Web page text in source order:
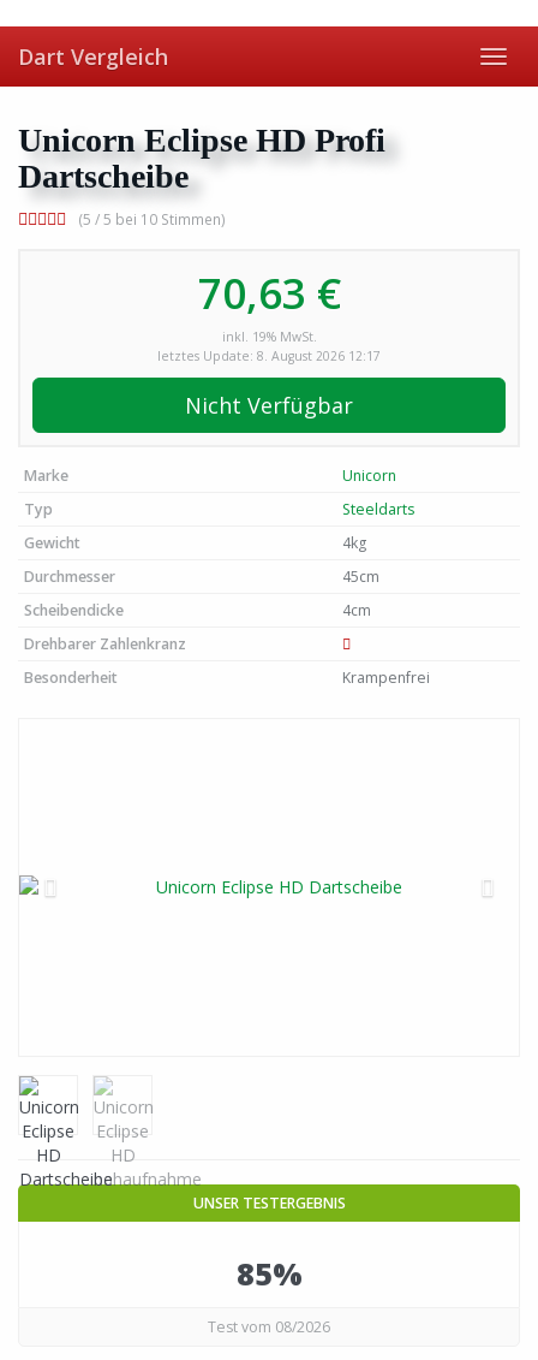
to
main
content
Dart Vergleich
Unicorn Eclipse HD Profi
Dartscheibe
(5 / 5 bei 10 Stimmen)
70,63 €
inkl. 19% MwSt.
letztes Update: 8. August 2026 12:17
Nicht Verfügbar
Marke
Unicorn
Typ
Steeldarts
Gewicht
4kg
Durchmesser
45cm
Scheibendicke
4cm
Drehbarer Zahlenkranz
Besonderheit
Krampenfrei
UNSER TESTERGEBNIS
85%
Test vom 08/2026